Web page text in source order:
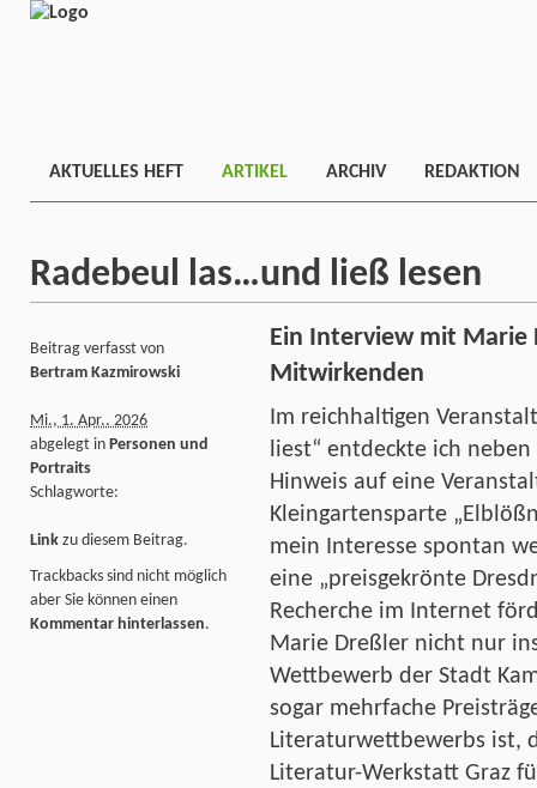
AKTUELLES HEFT ARTIKEL ARCHIV REDAKTION
Radebeul las…und ließ lesen
Ein Interview mit Marie
Mitwirkenden
Im reichhaltigen
liest“ entdeckte ich
Hinweis auf eine
Kleingartensparte
mein Interesse spontan
eine „preisgekrönte
Recherche im Internet
Marie Dreßler nicht nur
Wettbewerb der Stadt
sogar mehrfache
Literaturwettbewerbs ist,
Literatur-Werkstatt Graz
Beitrag verfasst von
Bertram Kazmirowski
Mi., 1. Apr.. 2026
abgelegt in Personen und
Portraits
Schlagworte:
Link zu diesem Beitrag.
Trackbacks sind nicht möglich
aber Sie können einen
Kommentar hinterlassen.